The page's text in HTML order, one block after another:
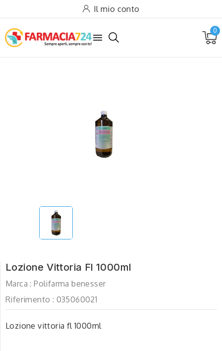
Il mio conto

0
Lozione Vittoria Fl 1000ml
Marca : Polifarma benesser
Riferimento : 035060021
Lozione vittoria fl 1000ml